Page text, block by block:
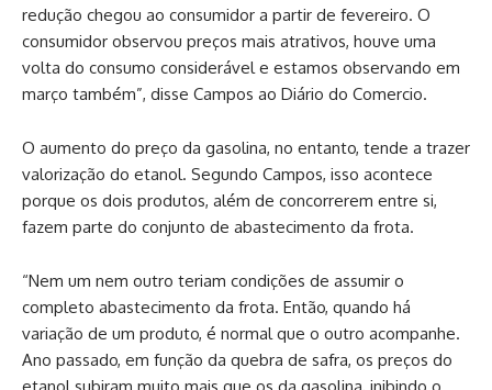
redução chegou ao consumidor a partir de fevereiro. O
consumidor observou preços mais atrativos, houve uma
volta do consumo considerável e estamos observando em
março também”, disse Campos ao Diário do Comercio.
O aumento do preço da gasolina, no entanto, tende a trazer
valorização do etanol. Segundo Campos, isso acontece
porque os dois produtos, além de concorrerem entre si,
fazem parte do conjunto de abastecimento da frota.
“Nem um nem outro teriam condições de assumir o
completo abastecimento da frota. Então, quando há
variação de um produto, é normal que o outro acompanhe.
Ano passado, em função da quebra de safra, os preços do
etanol subiram muito mais que os da gasolina, inibindo o